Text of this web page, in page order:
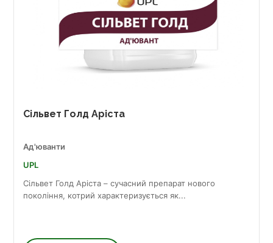
Сільвет Голд Аріста
Ад'юванти
UPL
Сільвет Голд Аріста – сучасний препарат нового
покоління, котрий характеризується як...